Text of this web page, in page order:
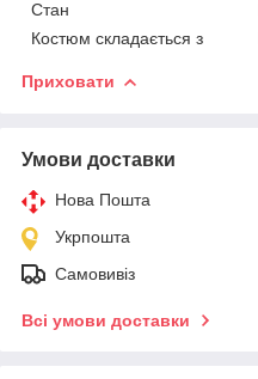
Стан
Костюм складається з
Приховати
Умови доставки
Нова Пошта
Укрпошта
Самовивіз
Всі умови доставки